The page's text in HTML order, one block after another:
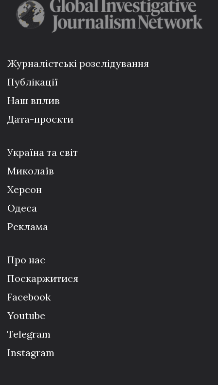
Журналістські розслідування
Публікації
Наш вплив
Дата-проєкти
Україна та світ
Миколаїв
Херсон
Одеса
Реклама
Про нас
Поскаржитися
Facebook
Youtube
Telegram
Instagram